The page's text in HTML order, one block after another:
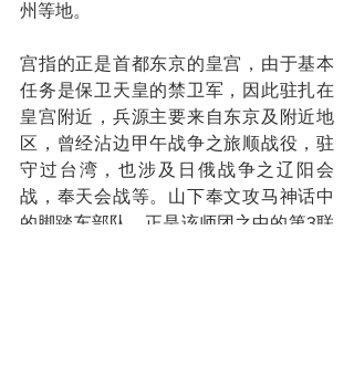
州等地。
宫指的正是首都东京的皇宫，由于基本
任务是保卫天皇的禁卫军，因此驻扎在
皇宫附近，兵源主要来自东京及附近地
区，曾经沾边甲午战争之旅顺战役，驻
守过台湾，也涉及日俄战争之辽阳会
战，奉天会战等。山下奉文攻马神话中
的脚踏车部队，正是该师团之中的第3联